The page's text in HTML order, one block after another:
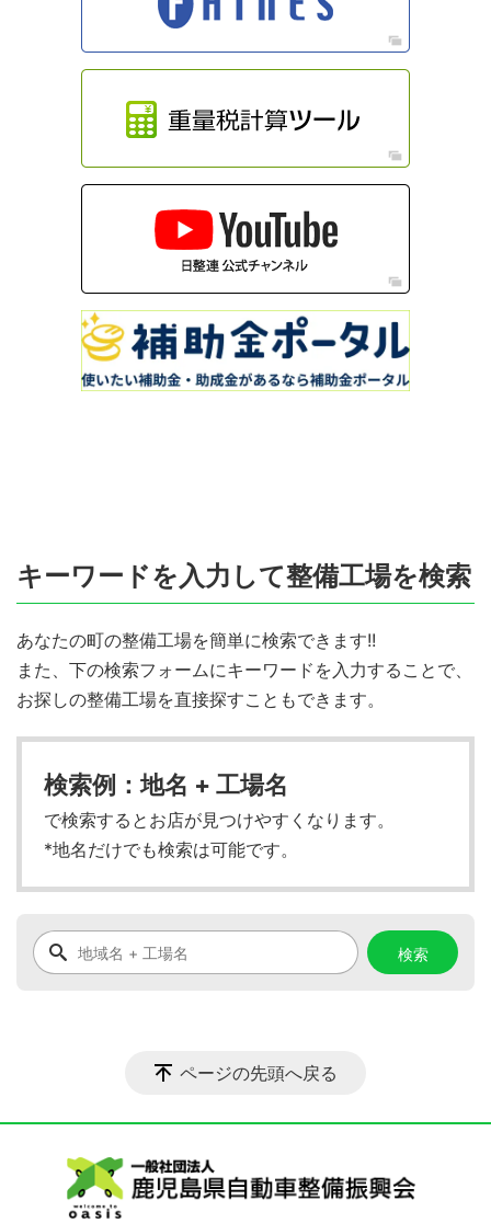
キーワードを入力して整備工場を検索
あなたの町の整備工場を簡単に検索できます!!
また、下の検索フォームにキーワードを入力することで、
お探しの整備工場を直接探すこともできます。
検索例：地名 + 工場名
で検索するとお店が見つけやすくなります。
*地名だけでも検索は可能です。
ページの先頭へ戻る